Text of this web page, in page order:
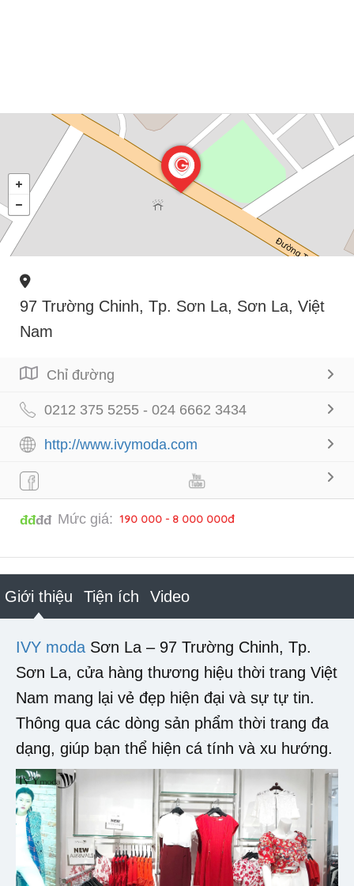
97 Trường Chinh, Tp. Sơn La, Sơn La, Việt
Nam
Chỉ đường
0212 375 5255 - 024 6662 3434
http://www.ivymoda.com
đđđđ Mức giá: 190 000 - 8 000 000đ
Giới thiệu Tiện ích Video
IVY moda Sơn La – 97 Trường Chinh, Tp.
Sơn La, cửa hàng thương hiệu thời trang Việt
Nam mang lại vẻ đẹp hiện đại và sự tự tin.
Thông qua các dòng sản phẩm thời trang đa
dạng, giúp bạn thể hiện cá tính và xu hướng.